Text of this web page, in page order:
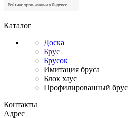
Каталог
Доска
Брус
Брусок
Имитация бруса
Блок хаус
Профилированный брус
Контакты
Адрес